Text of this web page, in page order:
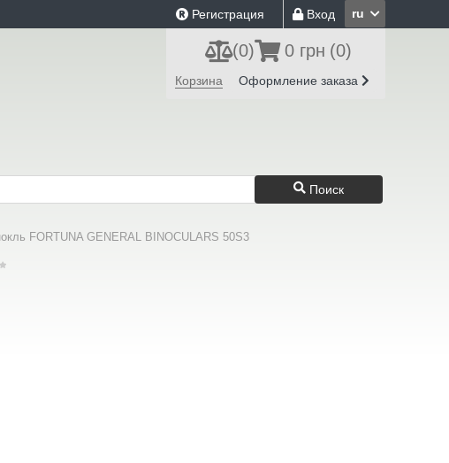
ru
Вход
Регистрация
(0) 0 грн (0)
Корзина Оформление заказа
Поиск
FORTUNA GENERAL BINOCULARS 50S3